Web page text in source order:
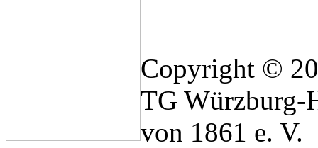
Copyright ©
TG Würzburg-
von 1861 e. V.